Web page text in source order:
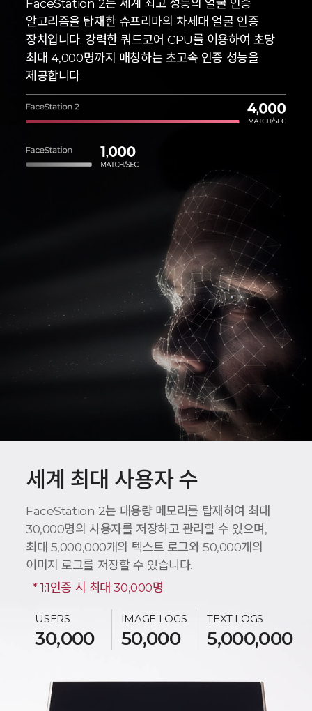
FaceStation 2는 세계 최고 성능의 얼굴 인증
알고리즘을 탑재한 슈프리마의 차세대 얼굴 인증
장치입니다. 강력한 쿼드코어 CPU를 이용하여 초당
최대 4,000명까지 매칭하는 초고속 인증 성능을
제공합니다.
세계 최대 사용자 수
FaceStation 2는 대용량 메모리를 탑재하여 최대
30,000명의 사용자를 저장하고 관리할 수 있으며,
최대 5,000,000개의 텍스트 로그와 50,000개의
이미지 로그를 저장할 수 있습니다.
* 1:1인증 시 최대 30,000명
USERS
30,000
IMAGE LOGS
50,000
TEXT LOGS
5,000,000